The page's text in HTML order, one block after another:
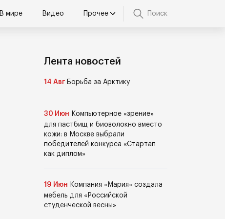
В мире Видео Прочее Поиск
Лента новостей
14 Авг Борьба за Арктику
30 Июн Компьютерное «зрение»
для пастбищ и биоволокно вместо
кожи: в Москве выбрали
победителей конкурса «Стартап
как диплом»
19 Июн Компания «Мария» создала
мебель для «Российской
студенческой весны»